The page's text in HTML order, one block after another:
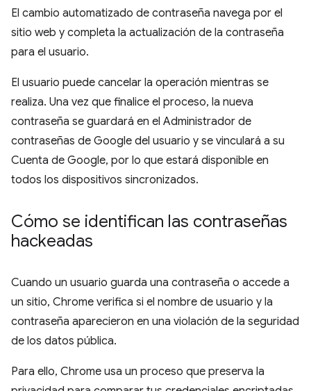
El cambio automatizado de contraseña navega por el
sitio web y completa la actualización de la contraseña
para el usuario.
El usuario puede cancelar la operación mientras se
realiza. Una vez que finalice el proceso, la nueva
contraseña se guardará en el Administrador de
contraseñas de Google del usuario y se vinculará a su
Cuenta de Google, por lo que estará disponible en
todos los dispositivos sincronizados.
Cómo se identifican las contraseñas
hackeadas
Cuando un usuario guarda una contraseña o accede a
un sitio, Chrome verifica si el nombre de usuario y la
contraseña aparecieron en una violación de la seguridad
de los datos pública.
Para ello, Chrome usa un proceso que preserva la